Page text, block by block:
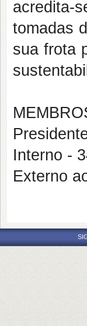
acredita-
tomadas
sua frota
Interno -
Externo